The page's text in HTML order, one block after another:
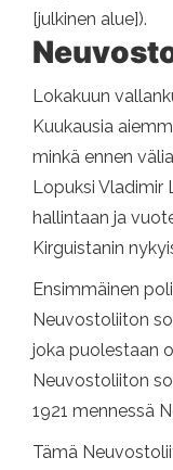
[julkinen alue]).
Lokakuun
Kuukausia
minkä ennen
Lopuksi Vladimir
hallintaan ja
Kirguistanin
Ensimmäinen
Neuvostoliiton
joka puolestaan
Neuvostoliiton
1921 mennessä
Tämä